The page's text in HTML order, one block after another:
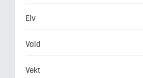
Elv
Vald
Vekt